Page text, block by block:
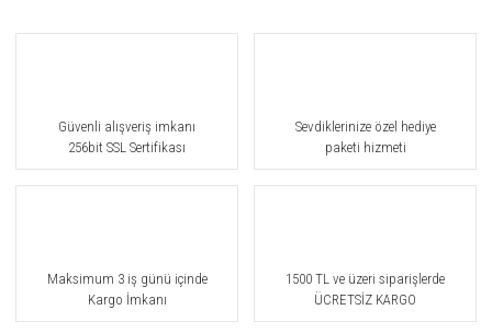
Güvenli alışveriş imkanı
256bit SSL Sertifikası
Sevdiklerinize özel hediye
paketi hizmeti
Maksimum 3 iş günü içinde
Kargo İmkanı
1500 TL ve üzeri siparişlerde
ÜCRETSİZ KARGO